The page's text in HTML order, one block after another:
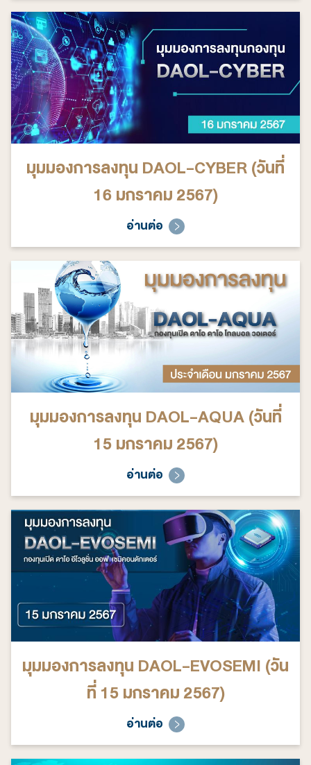
มุมมองการลงทุน DAOL-CYBER (วันที่
16 มกราคม 2567)
อ่านต่อ
มุมมองการลงทุน DAOL-AQUA (วันที่
15 มกราคม 2567)
อ่านต่อ
มุมมองการลงทุน DAOL-EVOSEMI (วัน
ที่ 15 มกราคม 2567)
อ่านต่อ